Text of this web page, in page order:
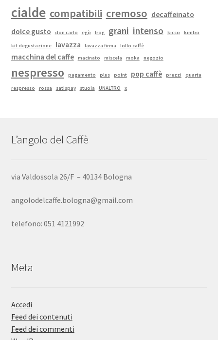
cialde compatibili cremoso decaffeinato
dolce gusto
don carlo egò frog grani intenso kicco kimbo
kit degustazione lavazza lavazza firma lollo caffè
macchina del caffe macinato miscela moka negozio
nespresso pagamento plus point pop caffè prezzi quarta
respresso rossa satispay stuoia UNALTRO x
L’angolo del Caffè
via Valdossola 26/F – 40134 Bologna
angolodelcaffe.bologna@gmail.com
telefono: 051 4121992
Meta
Accedi
Feed dei contenuti
Feed dei commenti